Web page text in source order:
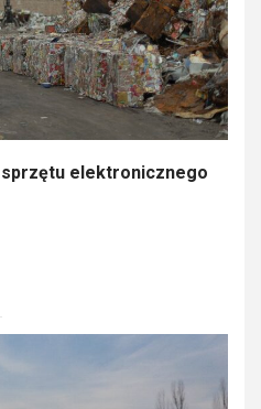
sprzętu elektronicznego